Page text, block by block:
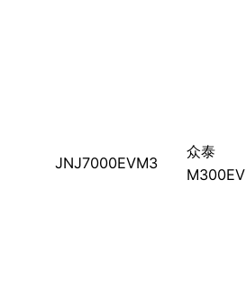
JNJ7000EVM3
众泰
M300EV